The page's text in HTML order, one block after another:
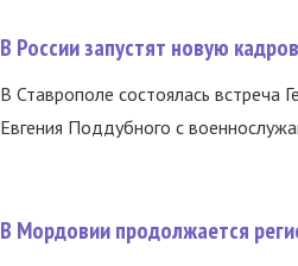
В России запустят новую
В Ставрополе состоялась встреча
Евгения Поддубного с
В Мордовии продолжается